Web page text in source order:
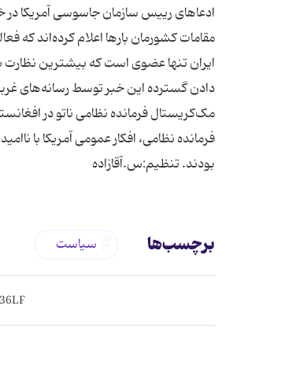
ادعاهای رییس سازمان جاسوسی آمریکا
مقامات کشورمان بارها اعلام کرده‌‌اند
ایران تنها عضوی است که بیشترین
دادن گسترده این خبر توسط رسانه‌های
مک‌کریستال فرمانده نظامی ناتو در
فرمانده نظامی، افکار عمومی آمریکا با
‌بودند. تنظیم:س.آقازاده
برچسب‌ها سیاست